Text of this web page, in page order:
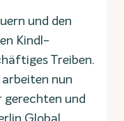
und den
Kindl-
Treiben.
nun
gerechten und